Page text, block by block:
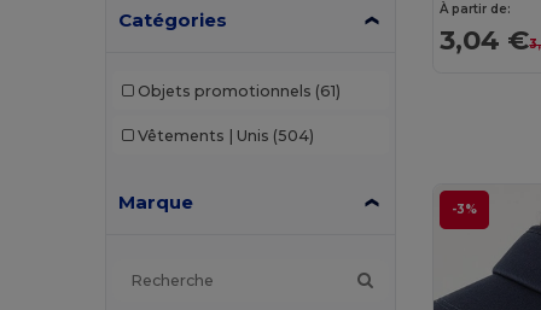
Catégories
Objets promotionnels (61)
Vêtements | Unis (504)
Marque
À partir de:
3,04 €
-3%